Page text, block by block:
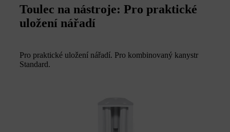
Toulec na nástroje: Pro praktické
uložení nářadí
Pro praktické uložení nářadí. Pro kombinovaný kanystr
Standard.